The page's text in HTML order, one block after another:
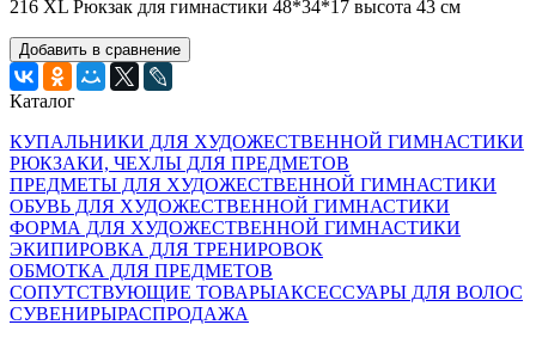
216 XL Рюкзак для гимнастики 48*34*17 высота 43 см
Добавить в сравнение
Каталог
КУПАЛЬНИКИ ДЛЯ ХУДОЖЕСТВЕННОЙ ГИМНАСТИКИ
РЮКЗАКИ, ЧЕХЛЫ ДЛЯ ПРЕДМЕТОВ
ПРЕДМЕТЫ ДЛЯ ХУДОЖЕСТВЕННОЙ ГИМНАСТИКИ
ОБУВЬ ДЛЯ ХУДОЖЕСТВЕННОЙ ГИМНАСТИКИ
ФОРМА ДЛЯ ХУДОЖЕСТВЕННОЙ ГИМНАСТИКИ
ЭКИПИРОВКА ДЛЯ ТРЕНИРОВОК
ОБМОТКА ДЛЯ ПРЕДМЕТОВ
СОПУТСТВУЮЩИЕ ТОВАРЫАКСЕССУАРЫ ДЛЯ ВОЛОС
СУВЕНИРЫРАСПРОДАЖА